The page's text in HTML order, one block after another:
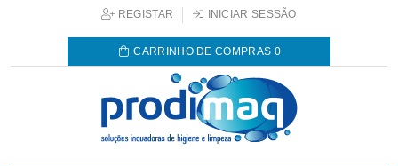
REGISTAR INICIAR SESSÃO
CARRINHO DE COMPRAS 0